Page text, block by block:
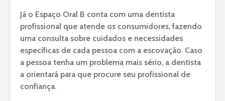
Já o Espaço Oral B conta com uma dentista
profissional que atende os consumidores, fazendo
uma consulta sobre cuidados e necessidades
específicas de cada pessoa com a escovação. Caso
a pessoa tenha um problema mais sério, a dentista
a orientará para que procure seu profissional de
confiança.